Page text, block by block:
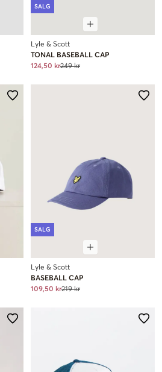
SALG
Lyle & Scott
TONAL BASEBALL CAP
124,50 kr249 kr
SALG
Lyle & Scott
BASEBALL CAP
109,50 kr219 kr